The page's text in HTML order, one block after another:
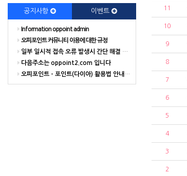
11
10
9
8
7
6
5
4
3
2
공지사항 이벤트
Information oppoint admin
오피포인트 커뮤니티 이용에 대한 규정
일부 일시적 접속 오류 발생시 간단 해결 방법
다음주소는 oppoint2.com 입니다
오피포인트 - 포인트(다이아) 활용법 안내 해드립니다.